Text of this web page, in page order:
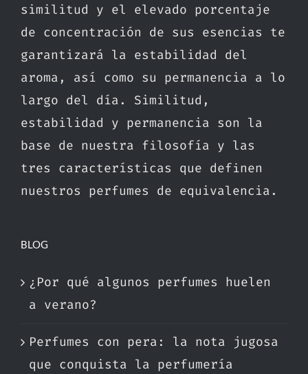
similitud y el elevado porcentaje
de concentración de sus esencias te
garantizará la estabilidad del
aroma, así como su permanencia a lo
largo del día. Similitud,
estabilidad y permanencia son la
base de nuestra filosofía y las
tres características que definen
nuestros perfumes de equivalencia.
BLOG
¿Por qué algunos perfumes huelen
a verano?
Perfumes con pera: la nota jugosa
que conquista la perfumería